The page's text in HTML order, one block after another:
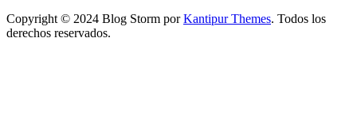
Copyright © 2024 Blog Storm porKantipur Themes. Todos los
derechos reservados.